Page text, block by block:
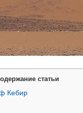
статьи
Кебир